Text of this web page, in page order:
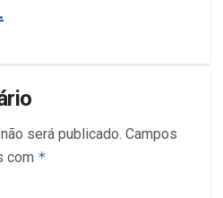
será publicado. Campos
com *